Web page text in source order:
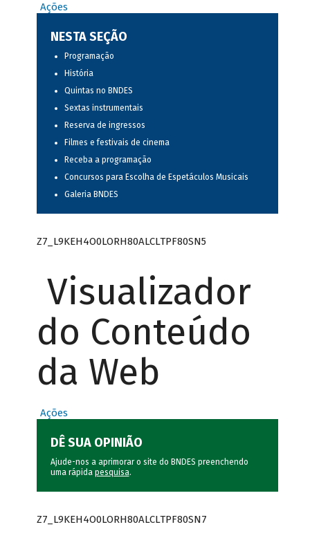
Ações
NESTA SEÇÃO
Programação
História
Quintas no BNDES
Sextas instrumentais
Reserva de ingressos
Filmes e festivais de cinema
Receba a programação
Concursos para Escolha de Espetáculos Musicais
Galeria BNDES
Z7_L9KEH4O0LORH80ALCLTPF80SN5
Visualizador
do Conteúdo
da Web
Ações
DÊ SUA OPINIÃO
Ajude-nos a aprimorar o site do BNDES preenchendo
uma rápida pesquisa.
Z7_L9KEH4O0LORH80ALCLTPF80SN7